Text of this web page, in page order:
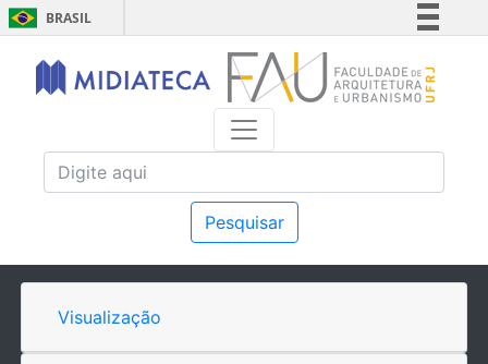
BRASIL
Simplifique!
Comunica BR
Acesso à informação
Pesquisar
Visualização